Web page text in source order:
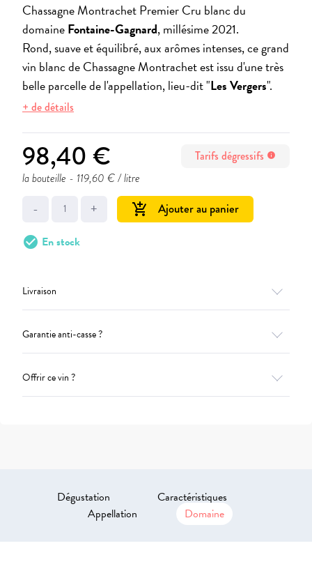
Chassagne Montrachet Premier Cru blanc du
domaineFontaine-Gagnard, millésime 2021.
Rond, suave et équilibré, aux arômes intenses, ce grand
vin blanc de Chassagne Montrachet est issu d'une très
belle parcelle de l'appellation, lieu-dit "Les Vergers".
+ de détails
98,40 € Tarifs dégressifs info
la bouteille - 119,60 € / litre
- + add_shopping_cart Ajouter au panier
check_circle En stock
Livraison
Garantie anti-casse ?
Offrir ce vin ?
Dégustation
Caractéristiques
Appellation
Domaine